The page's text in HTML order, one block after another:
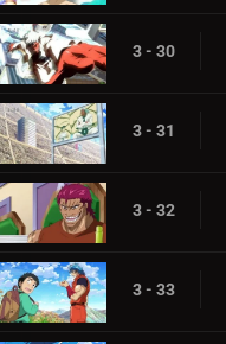
3 - 30
3 - 31
3 - 32
3 - 33